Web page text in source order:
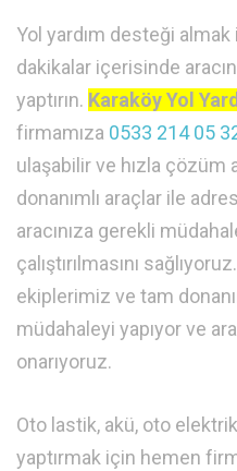
Yol yardım desteği
dakikalar içerisinde
yaptırın. Karaköy Yol
firmamıza 0533 214 05
ulaşabilir ve hızla
donanımlı araçlar ile
aracınıza gerekli
çalıştırılmasını
ekiplerimiz ve tam
müdahaleyi yapıyor ve
onarıyoruz.
Oto lastik, akü, oto
yaptırmak için hemen